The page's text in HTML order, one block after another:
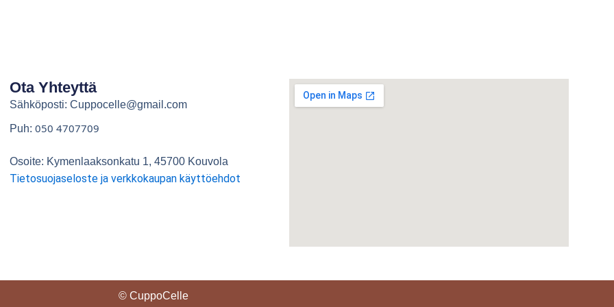
Ota Yhteyttä
Sähköposti: Cuppocelle@gmail.com
Puh: 050 4707709
Osoite: Kymenlaaksonkatu 1, 45700 Kouvola
Tietosuojaseloste ja verkkokaupan käyttöehdot
© CuppoCelle